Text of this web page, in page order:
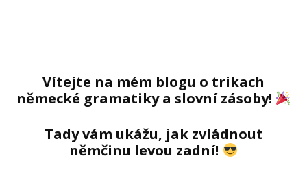
Vítejte na mém blogu o trikach
německé gramatiky a slovní zásoby!
Tady vám ukážu, jak zvládnout
němčinu levou zadní!